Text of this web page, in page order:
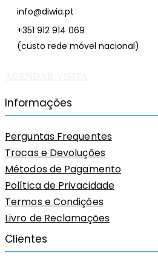
info@diwia.pt
+351 912 914 069
(custo rede móvel nacional)
Informações
Perguntas Frequentes
Trocas e Devoluções
Métodos de Pagamento
Política de Privacidade
Termos e Condições
Livro de Reclamações
Clientes